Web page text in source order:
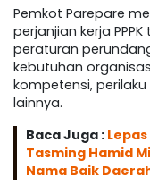
Pemkot Parepare
perjanjian kerja
peraturan
kebutuhan
kompetensi,
lainnya.
Baca Juga :
Tasming Hamid
Nama Baik